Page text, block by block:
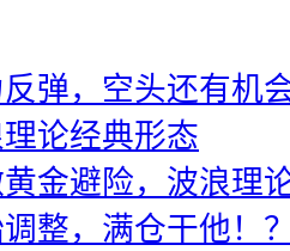
弹，空头还有机
论经典形态
金避险，波浪理
整，满仓干他！